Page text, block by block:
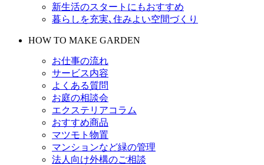
新生活のスタートにもおすすめ
暮らしを充実､住みよい空間づくり
HOW TO MAKE GARDEN
お仕事の流れ
サービス内容
よくある質問
お庭の相談会
エクステリアコラム
おすすめ商品
マツモト物置
マンションなど緑の管理
法人向け外構のご相談